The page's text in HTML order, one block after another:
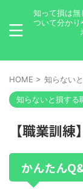
知って損は無
ついて分かり
HOME > 知らない
知らないと損する
【職業訓
かんたん